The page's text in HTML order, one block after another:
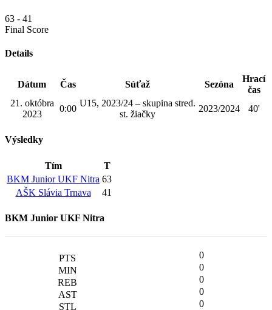
63 - 41
Final Score
Details
Dátum Čas Súťaž Sezóna
Hrací
čas
21. októbra
2023
0:00
U15, 2023/24 – skupina stred.
st. žiačky
2023/2024 40'
Výsledky
Tím
T
BKM Junior UKF Nitra 63
AŠK Slávia Trnava
41
BKM Junior UKF Nitra
0
0
0
0
0